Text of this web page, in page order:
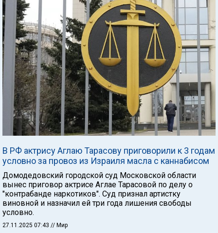
В РФ актрису Аглаю Тарасову приговорили к 3 годам
условно за провоз из Израиля масла с каннабисом
Домодедовский городской суд Московской области
вынес приговор актрисе Аглае Тарасовой по делу о
"контрабанде наркотиков". Суд признал артистку
виновной и назначил ей три года лишения свободы
условно.
27.11.2025 07:43 // Мир